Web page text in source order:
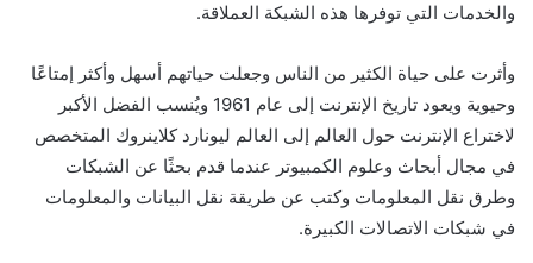
والخدمات التي توفرها هذه الشبكة العملاقة.
وأثرت على حياة الكثير من الناس وجعلت حياتهم أسهل وأكثر إمتاعًا
وحيوية ويعود تاريخ الإنترنت إلى عام 1961 ويُنسب الفضل الأكبر
لاختراع الإنترنت حول العالم إلى العالم ليونارد كلاينروك المتخصص
في مجال أبحاث وعلوم الكمبيوتر عندما قدم بحثًا عن الشبكات
وطرق نقل المعلومات وكتب عن طريقة نقل البيانات والمعلومات
في شبكات الاتصالات الكبيرة.